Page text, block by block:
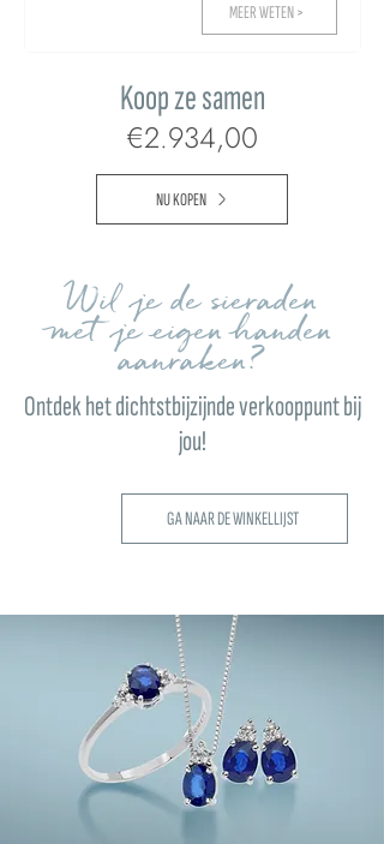
MEER WETEN >
Koop ze samen
€2.934,00
NU KOPEN
Wil je de sieraden
met je eigen handen
aanraken?
Ontdek het dichtstbijzijnde verkooppunt bij
jou!
GA NAAR DE WINKELLIJST